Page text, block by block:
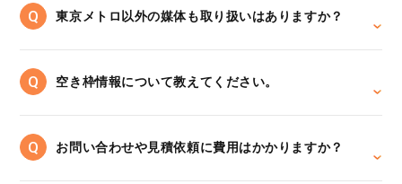
東京メトロ以外の媒体も取り扱いはありますか？
空き枠情報について教えてください。
お問い合わせや見積依頼に費用はかかりますか？